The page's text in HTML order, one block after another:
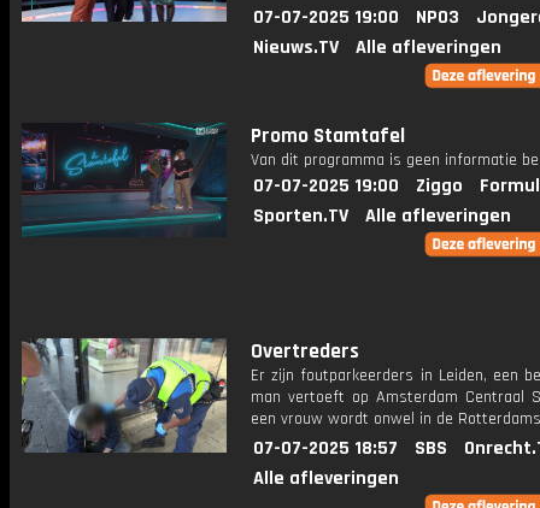
07-07-2025 19:00 NPO3
Nieuws.TV
Alle afleveringen
Promo Stamtafel
Van dit programma is geen informatie
07-07-2025 19:00 Ziggo
Sporten.TV
Alle afleveringen
Overtreders
Er zijn foutparkeerders in Leiden, een
man vertoeft op Amsterdam Centraal
een vrouw wordt onwel in de
07-07-2025 18:57 SBS
Alle afleveringen